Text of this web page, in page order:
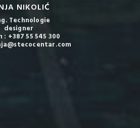
NIKOLIĆ
Technologie
designer
: +387 55 545 300